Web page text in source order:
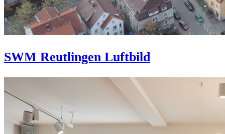
SWM Reutlingen Luftbild